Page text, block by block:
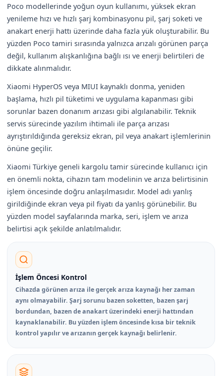
Poco modellerinde yoğun oyun kullanımı, yüksek ekran
yenileme hızı ve hızlı şarj kombinasyonu pil, şarj soketi ve
anakart enerji hattı üzerinde daha fazla yük oluşturabilir. Bu
yüzden Poco tamiri sırasında yalnızca arızalı görünen parça
değil, kullanım alışkanlığına bağlı ısı ve enerji belirtileri de
dikkate alınmalıdır.
Xiaomi HyperOS veya MIUI kaynaklı donma, yeniden
başlama, hızlı pil tüketimi ve uygulama kapanması gibi
sorunlar bazen donanım arızası gibi algılanabilir. Teknik
servis sürecinde yazılım ihtimali ile parça arızası
ayrıştırıldığında gereksiz ekran, pil veya anakart işlemlerinin
önüne geçilir.
Xiaomi Türkiye geneli kargolu tamir sürecinde kullanıcı için
en önemli nokta, cihazın tam modelinin ve arıza belirtisinin
işlem öncesinde doğru anlaşılmasıdır. Model adı yanlış
girildiğinde ekran veya pil fiyatı da yanlış görünebilir. Bu
yüzden model sayfalarında marka, seri, işlem ve arıza
belirtisi açık şekilde anlatılmalıdır.
İşlem Öncesi Kontrol
Cihazda görünen arıza ile gerçek arıza kaynağı her zaman
aynı olmayabilir. Şarj sorunu bazen soketten, bazen şarj
bordundan, bazen de anakart üzerindeki enerji hattından
kaynaklanabilir. Bu yüzden işlem öncesinde kısa bir teknik
kontrol yapılır ve arızanın gerçek kaynağı belirlenir.